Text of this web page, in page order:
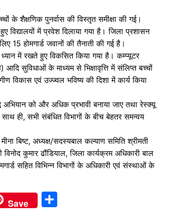
के शैक्षणिक पुनर्वास की विस्तृत समीक्षा की गई।
में प्रवेश दिलाया गया है। जिला प्रशासन
15 होमगार्ड जवानों की तैनाती की गई है।
में रखते हुए विकसित किया गया है। कम्प्यूटर
आदि सुविधाओं के माध्यम से भिक्षावृत्ति में संलिप्त बच्चों
विकास एवं उज्ज्वल भविष्य की दिशा में कार्य किया
अभियान को और अधिक प्रभावी बनाया जाए तथा रेस्क्यू
ही, सभी संबंधित विभागों के बीच बेहतर समन्वय
बिष्ट, अध्यक्ष/सदस्यबाल कल्याण समिति श्रीमती
कुमार ढौंडियाल, जिला कार्यक्रम अधिकारी बाल
सहित विभिन्न विभागों के अधिकारी एवं संस्थाओं के
Save